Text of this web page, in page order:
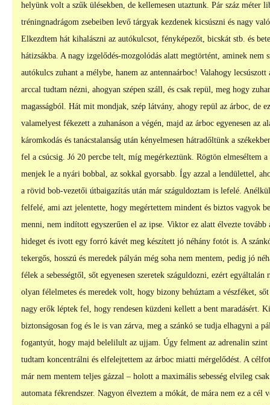
helyünk volt a szűk ülésekben, de kellemesen utaztunk. Pár száz méter
tréningnadrágom zsebeiben levő tárgyak kezdenek kicsúszni és nagy
Elkezdtem hát kihalászni az autókulcsot, fényképezőt, bicskát stb. és
hátizsákba. A nagy izgelődés-mozgolódás alatt megtörtént, aminek nem
autókulcs zuhant a mélybe, hanem az antennaárboc! Valahogy
arccal tudtam nézni, ahogyan szépen száll, és csak repül, meg hogy
magasságból. Hát mit mondjak, szép látvány, ahogy repül az árboc, de
valamelyest fékezett a zuhanáson a végén, majd az árboc egyenesen az
káromkodás és tanácstalanság után kényelmesen hátradőltünk a
fel a csúcsig. Jó 20 percbe telt, míg megérkeztünk. Rögtön
menjek le a nyári bobbal, az sokkal gyorsabb. Így azzal a lendülettel,
a rövid bob-vezetői útbaigazítás után már száguldoztam is lefelé.
felfelé, ami azt jelentette, hogy megértettem mindent és biztos vagyok
menni, nem indított egyszerűen el az ipse. Viktor ez alatt élvezte
hideget és ivott egy forró kávét meg készített jó néhány fotót is. A
tekergős, hosszú és meredek pályán még soha nem mentem, pedig jó
félek a sebességtől, sőt egyenesen szeretek száguldozni, ezért
olyan félelmetes és meredek volt, hogy bizony behúztam a vészféket,
nagy erők léptek fel, hogy rendesen küzdeni kellett a bent maradásért.
biztonságosan fog és le is van zárva, meg a szánkó se tudja elhagyni a
fogantyút, hogy majd belelilult az ujjam. Úgy felment az adrenalin szint
tudtam koncentrálni és elfelejtettem az árboc miatti mérgelődést. A
már nem mentem teljes gázzal – holott a maximális sebesség elvileg
automata fékrendszer. Nagyon élveztem a mókát, de mára nem ez a